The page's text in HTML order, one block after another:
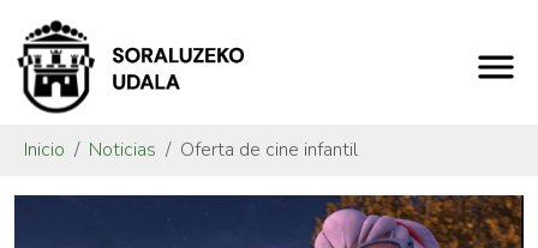
Inicio Noticias Oferta de cine infantil